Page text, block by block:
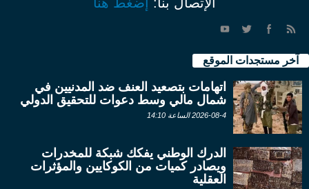
آخر مستجدات الموقع
اتهامات بتصعيد العنف ضد المدنيين في
شمال مالي وسط دعوات للتحقيق الدولي
2026-08-4 الساعة 14:10
الدرك الوطني يفكك شبكة للمخدرات
ويصادر كميات من الكوكايين والمؤثرات
العقلية